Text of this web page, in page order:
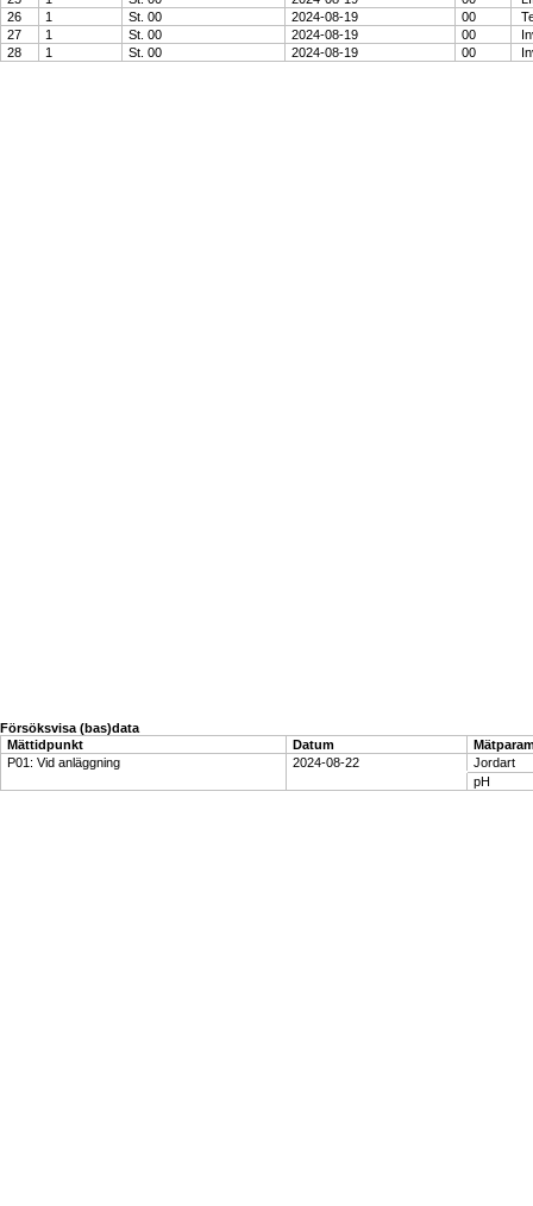
26
1 St. 00 2024-08-19 00
27
1 St. 00 2024-08-19 00
28
1 St. 00 2024-08-19 00
Försöksvisa (bas)data
Mättidpunkt
Datum
P01: Vid anläggning
2024-08-22
Jordart
pH